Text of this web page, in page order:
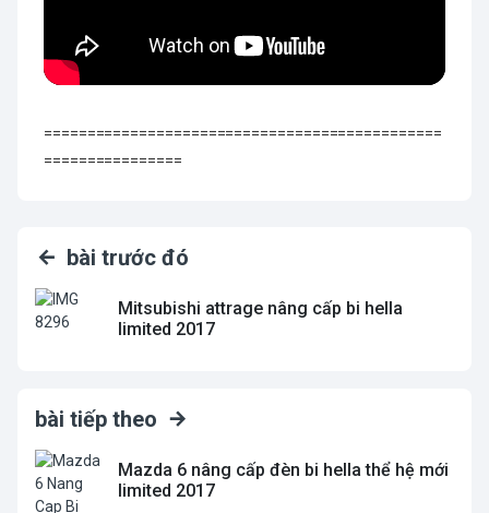
==============================================
================
bài trước đó
Mitsubishi attrage nâng cấp bi hella
limited 2017
bài tiếp theo
Mazda 6 nâng cấp đèn bi hella thể hệ mới
limited 2017